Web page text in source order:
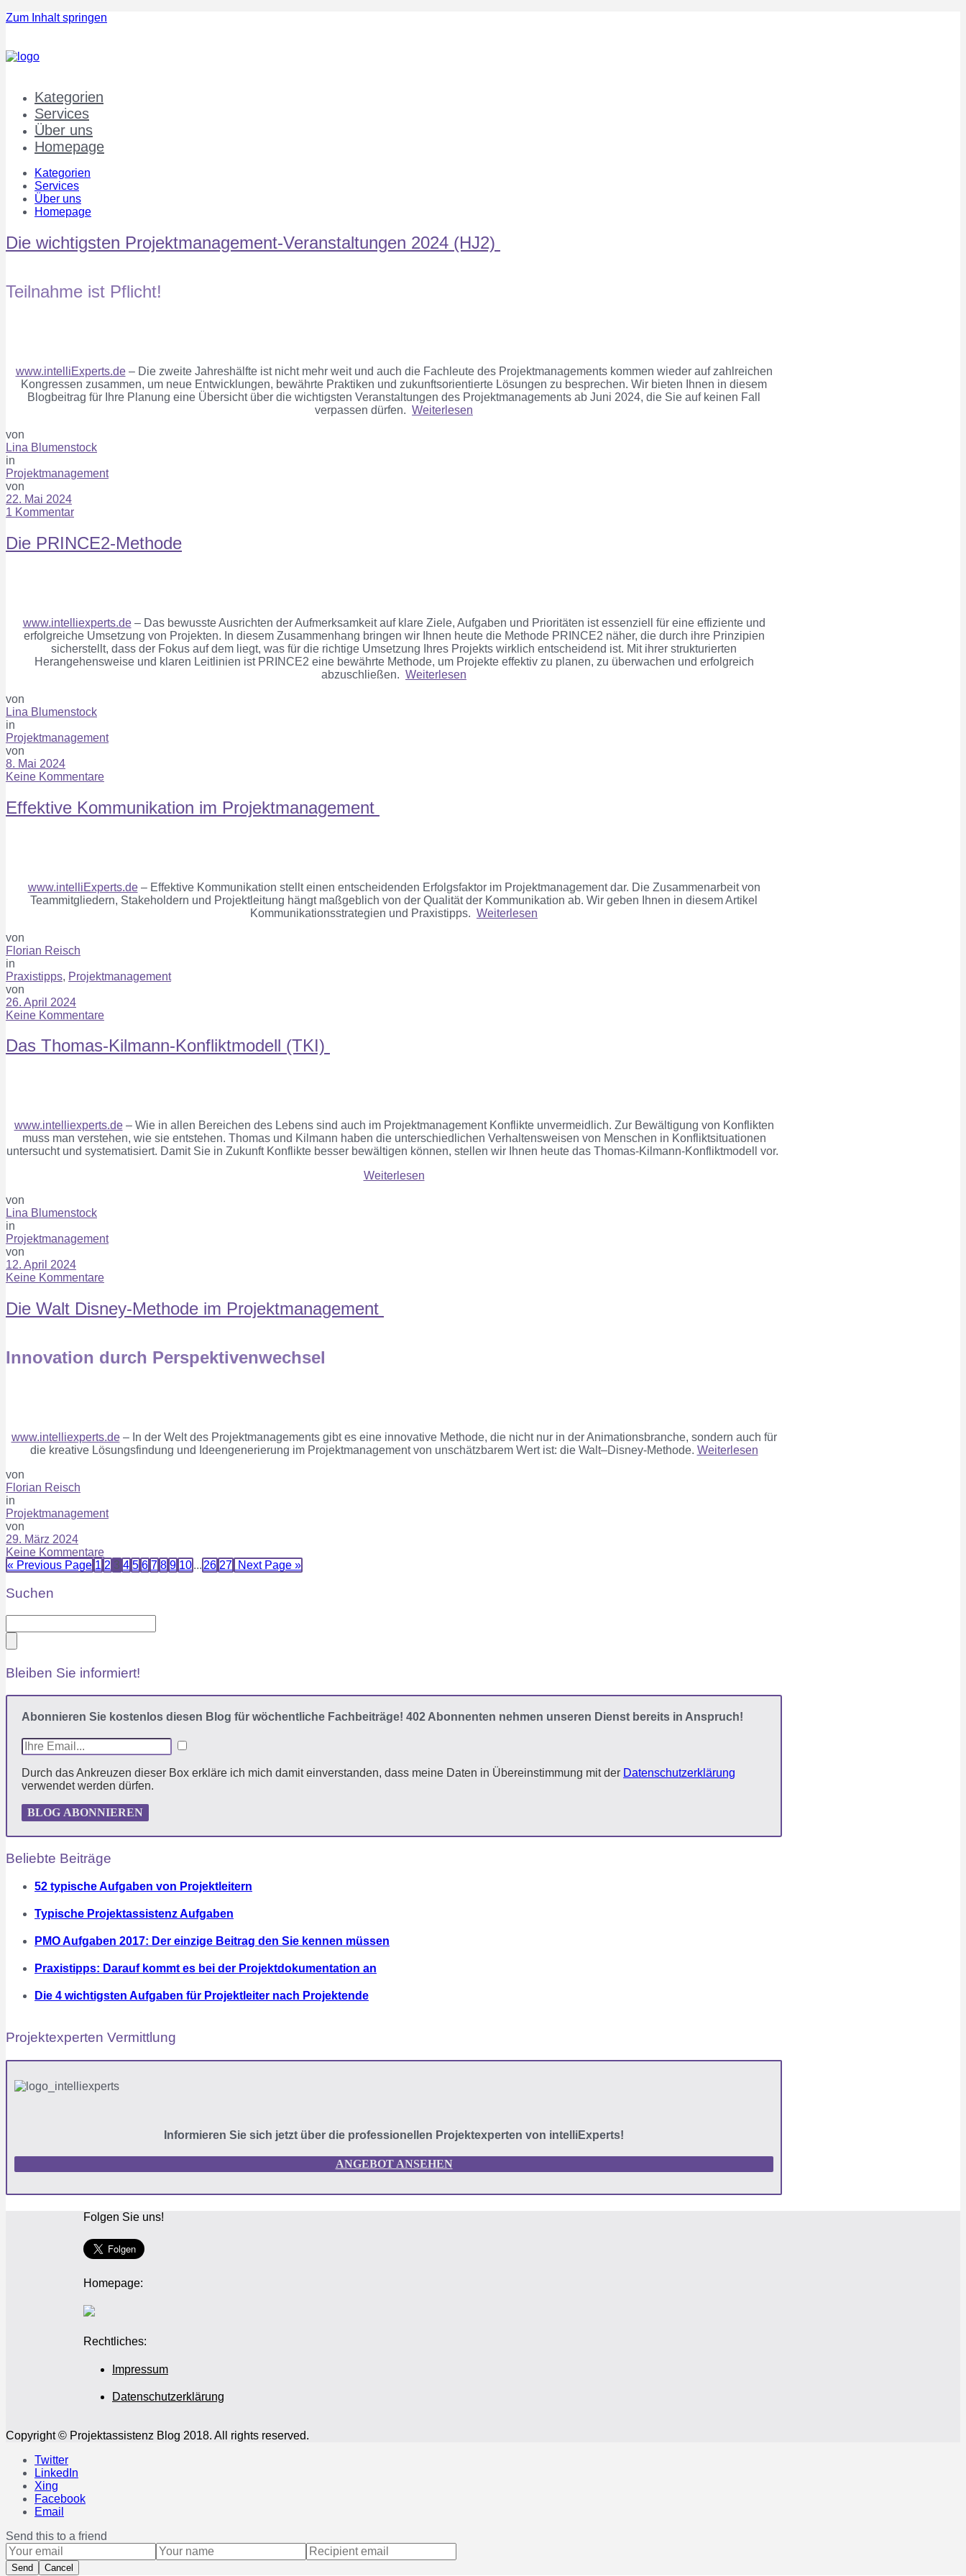
Zum Inhalt springen
Kategorien
Services
Über uns
Homepage
Kategorien
Services
Über uns
Homepage
Die wichtigsten Projektmanagement-Veranstaltungen 2024 (HJ2)
Teilnahme ist Pflicht!
www.intelliExperts.de– Die zweite Jahreshälfte ist nicht mehr weitund auch die Fachleute des Projektmanagements kommen wieder auf zahlreichen
Kongressen zusammen, um neue Entwicklungen, bewährte Praktiken und zukunftsorientierte Lösungen zu besprechen. Wir bieten Ihnen in diesem
Blogbeitrag für Ihre Planung eine Übersicht über die wichtigsten Veranstaltungen des Projektmanagements ab Juni 2024, die Sie auf keinen Fall
verpassen dürfen. Weiterlesen
von
Lina Blumenstock
in
Projektmanagement
von
22. Mai 2024
1 Kommentar
Die PRINCE2-Methode
www.intelliexperts.de – Das bewusste Ausrichten der Aufmerksamkeit auf klare Ziele, Aufgaben und Prioritäten istessenziell
für eine effiziente und
erfolgreiche Umsetzung von Projekten. In diesem Zusammenhang bringen wir Ihnen heute die Methode PRINCE2 näher, die durch ihre Prinzipien
sicherstellt, dass der Fokus auf dem liegt, was für die richtige Umsetzung Ihres Projekts wirklich entscheidend ist. Mit ihrer strukturierten
Herangehensweise und klaren Leitlinien ist PRINCE2 eine bewährte Methode, um Projekteeffektiv zu planen, zu überwachen und erfolgreich
abzuschließen. Weiterlesen
von
Lina Blumenstock
in
Projektmanagement
von
8. Mai 2024
Keine Kommentare
Effektive Kommunikation im Projektmanagement
www.intelliExperts.de – Effektive Kommunikation stellt einen entscheidenden Erfolgsfaktorim Projektmanagement dar. Die Zusammenarbeit von
Teammitgliedern, Stakeholdern und Projektleitung hängt maßgeblich von der Qualität der Kommunikation ab. Wir geben
Ihnen in diesem Artikel
Kommunikationsstrategien und Praxistipps. Weiterlesen
von
Florian Reisch
in
Praxistipps, Projektmanagement
von
26. April 2024
Keine Kommentare
Das Thomas-Kilmann-Konfliktmodell (TKI)
www.intelliexperts.de – Wie in allen Bereichen des Lebens sind auch im Projektmanagement Konflikte unvermeidlich. Zur Bewältigung von Konflikten
muss man verstehen, wie sie entstehen. Thomasund Kilmann haben die unterschiedlichen Verhaltensweisen von Menschen in Konfliktsituationen
untersucht und systematisiert. Damit Sie in Zukunft Konflikte besser bewältigen können, stellen wir Ihnen heute das Thomas-Kilmann-Konfliktmodell vor.
Weiterlesen
von
Lina Blumenstock
in
Projektmanagement
von
12. April 2024
Keine Kommentare
Die Walt Disney-Methode im Projektmanagement
Innovation durch Perspektivenwechsel
www.intelliexperts.de– In der Welt des Projektmanagements gibt es eine innovative Methode, die nicht nur in der Animationsbranche, sondern auch für
die kreative Lösungsfindung und Ideengenerierung im Projektmanagement von unschätzbarem Wert ist: die Walt–Disney-Methode. Weiterlesen
von
Florian Reisch
in
Projektmanagement
von
29. März 2024
Keine Kommentare
« Previous Page 1 2 3 4 5 6 7 8 9 10... 26 27 Next Page »
Suchen
Bleiben Sie informiert!
Abonnieren Sie kostenlos diesen Blog für wöchentliche Fachbeiträge! 402 Abonnenten nehmen unseren Dienst bereits in Anspruch!
Durch das Ankreuzen dieser Box erkläre ich mich damit einverstanden, dass meine Daten in Übereinstimmung mit der Datenschutzerklärung
verwendet werden dürfen.
BLOG ABONNIEREN
Beliebte Beiträge
52 typische Aufgaben von Projektleitern
Typische Projektassistenz Aufgaben
PMO Aufgaben 2017: Der einzige Beitrag den Sie kennen müssen
Praxistipps: Darauf kommt es bei der Projektdokumentation an
Die 4 wichtigsten Aufgaben für Projektleiter nach Projektende
Projektexperten Vermittlung
Informieren Sie sich jetzt über die professionellen Projektexperten von intelliExperts!
ANGEBOT ANSEHEN
Folgen Sie uns!
Homepage:
Rechtliches:
Impressum
Datenschutzerklärung
Copyright © Projektassistenz Blog 2018. All rights reserved.
Twitter
LinkedIn
Xing
Facebook
Email
Send this to a friend
Send Cancel